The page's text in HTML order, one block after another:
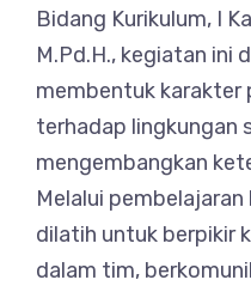
Bidang Kurikulum, I
M.Pd.H., kegiatan ini
membentuk karakter
terhadap lingkungan
mengembangkan
Melalui
dilatih untuk berpikir
dalam tim,